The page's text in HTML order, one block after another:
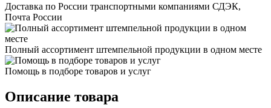
Доставка по России транспортными компаниями СДЭК,
Почта России
Полный ассортимент штемпельной продукции в одном месте
Помощь в подборе товаров и услуг
Описание товара